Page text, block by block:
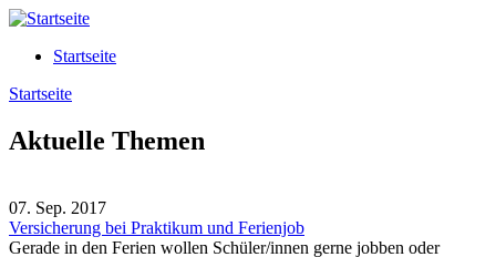
Direkt zum Inhalt
Startseite
Startseite
Aktuelle Themen
07. Sep. 2017
Versicherung bei Praktikum und Ferienjob
Gerade in den Ferien wollen Schüler/innen gerne jobben oder